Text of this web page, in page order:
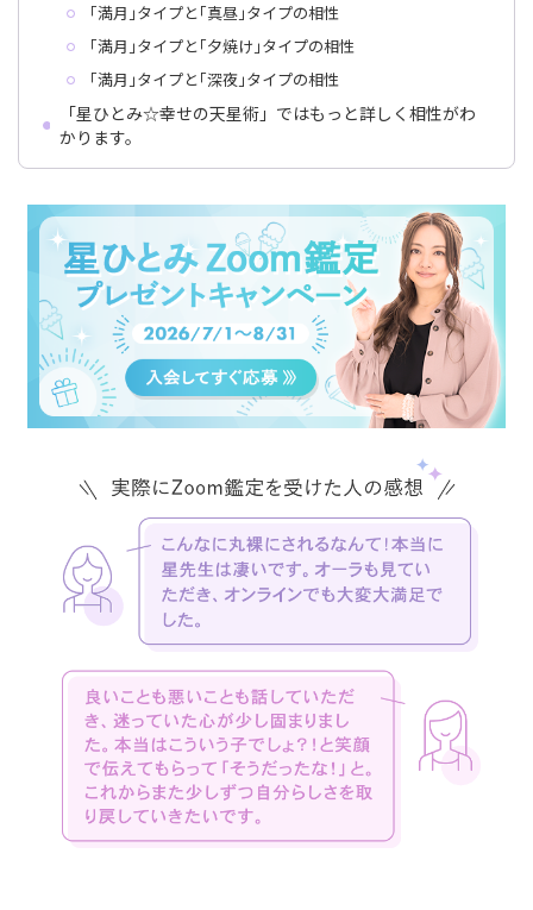
｢満月｣タイプと｢真昼｣タイプの相性
｢満月｣タイプと｢夕焼け｣タイプの相性
｢満月｣タイプと｢深夜｣タイプの相性
「星ひとみ☆幸せの天星術」ではもっと詳しく相性がわ
かります。